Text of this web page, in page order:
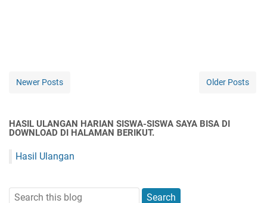
Newer Posts Older Posts
HASIL ULANGAN HARIAN SISWA-SISWA SAYA BISA DI
DOWNLOAD DI HALAMAN BERIKUT.
Hasil Ulangan